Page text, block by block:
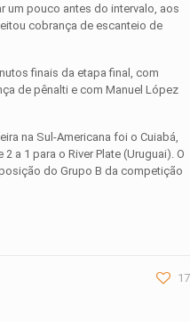
um pouco antes do intervalo, aos
cobrança de escanteio de
finais da etapa final, com
de pênalti e com Manuel López
na Sul-Americana foi o Cuiabá,
a 1 para o River Plate (Uruguai). O
do Grupo B da competição
17